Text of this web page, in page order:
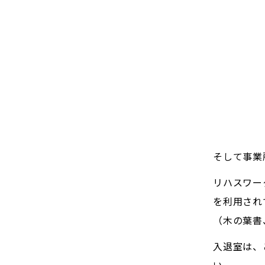
そして事
リハスワ
を利用さ
（木の葉
入退室は